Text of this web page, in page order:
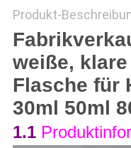
SITEMAP
PRIVACY
POLICY
Produkt-
weiße,
Flasche für
30ml 50ml
1.1